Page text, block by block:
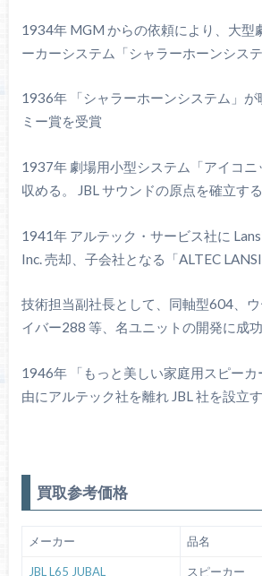
1934年 MGM からの依頼により、大型
ーカーシステム「シャラーホーンシステ
1936年 「シャラーホーンシステム」
ミー賞を受賞
1937年 劇場用小型システム「アイコ
収める。 JBL サウンドの原点を確立する
1941年 アルテック・サービス社に
Inc. 売却、子会社となる「ALTEC
技術担当副社長として、同軸型604、
イバー288 等、名ユニットの開発に成功
1946年 「もっと美しい家庭用スピー
由にアルテック社を離れ JBL 社を設立す
買取参考価格
メーカー 品名
JBL L65 JUBAL スピーカー